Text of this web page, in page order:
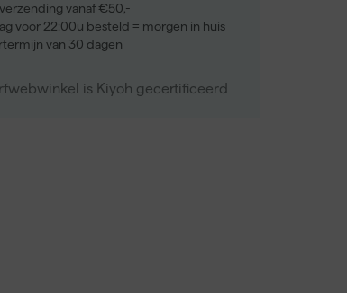
vanaf €50,-
voor 22:00u besteld = morgen in huis
van 30 dagen
is Kiyoh gecertificeerd